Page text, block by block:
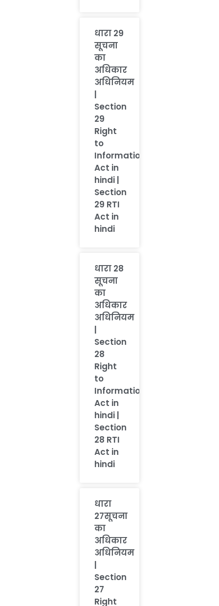
धारा 29
सूचना
का
अधिकार
अधिनियम
|
Section
29
Right
to
Information
Act in
hindi |
Section
29 RTI
Act in
hindi
धारा 28
सूचना
का
अधिकार
अधिनियम
|
Section
28
Right
to
Information
Act in
hindi |
Section
28 RTI
Act in
hindi
धारा
27सूचना
का
अधिकार
अधिनियम
|
Section
27
Right